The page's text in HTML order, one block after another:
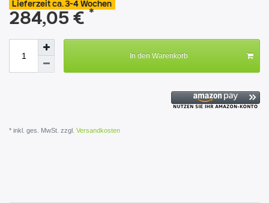
Lieferzeit ca. 3-4 Wochen
284,05 € *
In den Warenkorb
* inkl. ges. MwSt. zzgl. Versandkosten